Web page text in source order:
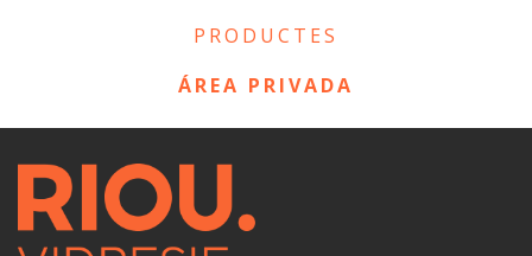
PRODUCTES
ÁREA PRIVADA